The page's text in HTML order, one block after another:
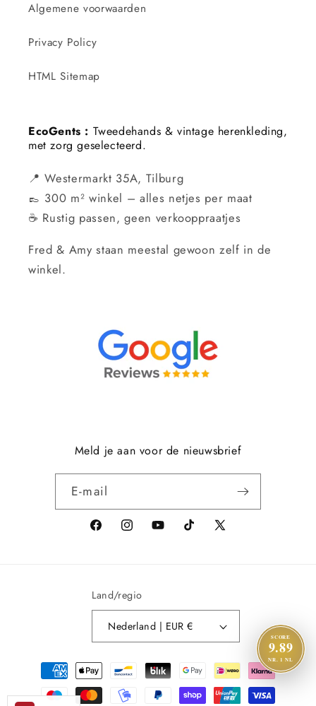
SCORE
9.89
NR. 1 NL
Algemene voorwaarden
Privacy Policy
HTML Sitemap
EcoGents : Tweedehands & vintage herenkleding,
met zorg geselecteerd.
📍 Westermarkt 35A, Tilburg
👞 300 m² winkel – alles netjes per maat
☕ Rustig passen, geen verkooppraatjes
Fred & Amy staan meestal gewoon zelf in de
winkel.
Meld je aan voor de nieuwsbrief
E‑mail
FacebookInstagramYouTubeTikTok
X
Land/regio
Nederland | EUR €
Betaalmethoden